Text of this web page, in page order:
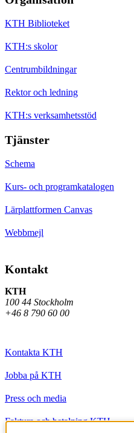
KTH Biblioteket
KTH:s skolor
Centrumbildningar
Rektor och ledning
KTH:s verksamhetsstöd
Tjänster
Schema
Kurs- och programkatalogen
Lärplattformen Canvas
Webbmejl
Kontakt
KTH
100 44 Stockholm
+46 8 790 60 00
Kontakta KTH
Jobba på KTH
Press och media
Faktura och betalning KTH